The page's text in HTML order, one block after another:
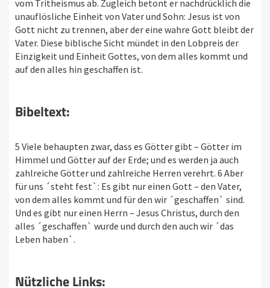
vom Tritheismus ab. Zugleich betont er nachdrücklich die
unauflösliche Einheit von Vater und Sohn: Jesus ist von
Gott nicht zu trennen, aber der eine wahre Gott bleibt der
Vater. Diese biblische Sicht mündet in den Lobpreis der
Einzigkeit und Einheit Gottes, von dem alles kommt und
auf den alles hin geschaffen ist.
Bibeltext:
5 Viele behaupten zwar, dass es Götter gibt – Götter im
Himmel und Götter auf der Erde; und es werden ja auch
zahlreiche Götter und zahlreiche Herren verehrt. 6 Aber
für uns ´steht fest`: Es gibt nur einen Gott – den Vater,
von dem alles kommt und für den wir ´geschaffen` sind.
Und es gibt nur einen Herrn – Jesus Christus, durch den
alles ´geschaffen` wurde und durch den auch wir ´das
Leben haben`.
Nützliche Links: